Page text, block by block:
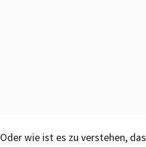
Oder wie ist es zu verstehen,